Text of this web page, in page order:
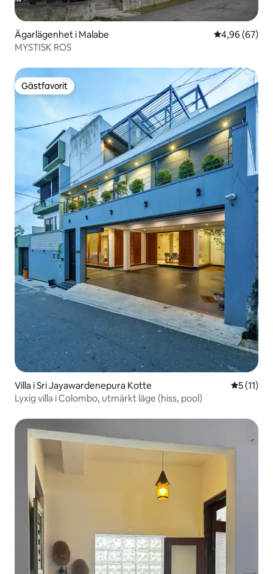
Ägarlägenhet i Malabe 4,96 av 5 i
4,96 (67)
MYSTISK ROS
Gästfavorit
Gästfavorit
Villa i Sri Jayawardenepura Kotte 5 av 5 i
5 (11)
Lyxig villa i Colombo, utmärkt läge (hiss, pool)